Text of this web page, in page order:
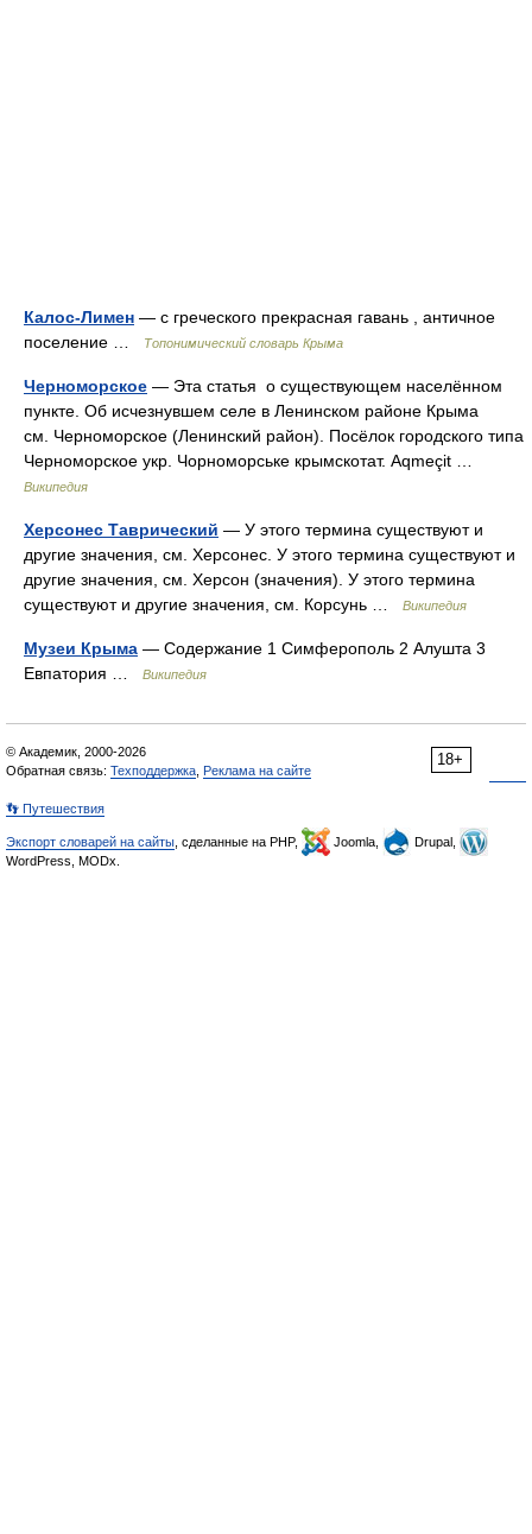
Калос-Лимен — с греческого прекрасная гавань , античное
поселение …
Топонимический словарь Крыма
Черноморское — Эта статья о существующем населённом
пункте. Об исчезнувшем селе в Ленинском районе Крыма
см. Черноморское (Ленинский район). Посёлок городского типа
Черноморское укр. Чорноморське крымскотат. Aqmeçit …
Википедия
Херсонес Таврический — У этого термина существуют и
другие значения, см. Херсонес. У этого термина существуют и
другие значения, см. Херсон (значения). У этого термина
существуют и другие значения, см. Корсунь …
Википедия
Музеи Крыма — Содержание 1 Симферополь 2 Алушта 3
Евпатория …
Википедия
18+
© Академик, 2000-2026
Обратная связь: Техподдержка Реклама на сайте
👣 Путешествия
Экспорт словарей на сайты , сделанные на PHP, Joomla,
Drupal,
WordPress, MODx.